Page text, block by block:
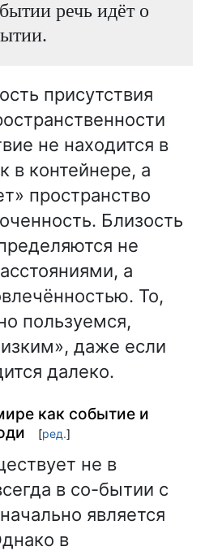
речь идёт о
присутствия
не находится в
в контейнере, а
пространство
Близость
не
а
То,
пользуемся,
даже если
далеко.
как событие и
[ред.]
не в
в со-бытии с
является
в